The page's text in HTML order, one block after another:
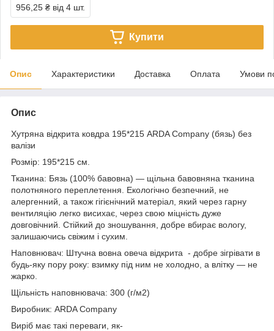
956,25 ₴ від 4 шт.
Купити
Опис Характеристики Доставка Оплата Умови
Опис
Хутряна відкрита ковдра 195*215 ARDA Company (бязь) без
валізи
Розмір: 195*215 см.
Тканина: Бязь (100% бавовна) — щільна бавовняна тканина
полотняного переплетення. Екологічно безпечний, не
алергенний, а також гігієнічний матеріал, який через гарну
вентиляцію легко висихає, через свою міцність дуже
довговічний. Стійкий до зношування, добре вбирає вологу,
залишаючись свіжим і сухим.
Наповнювач: Штучна вовна овеча відкрита - добре зігрівати в
будь-яку пору року: взимку під ним не холодно, а влітку — не
жарко.
Щільність наповнювача: 300 (г/м2)
Виробник: ARDA Company
Виріб має такі переваги, як-